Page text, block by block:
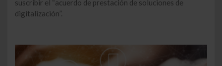
suscribir el “acuerdo de prestación de soluciones de
digitalización”.